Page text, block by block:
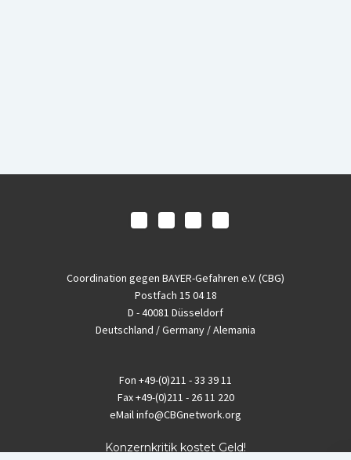
Coordination gegen BAYER-Gefahren e.V. (CBG)
Postfach 15 04 18
D - 40081 Düsseldorf
Deutschland / Germany / Alemania
Fon +49-(0)211 - 33 39 11
Fax+49-(0)211 - 26 11 220
eMailinfo@CBGnetwork.org
Konzernkritik kostet Geld!